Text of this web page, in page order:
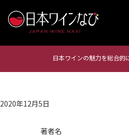
日本ワインの魅力を総合的
2020年12月5日
著者名